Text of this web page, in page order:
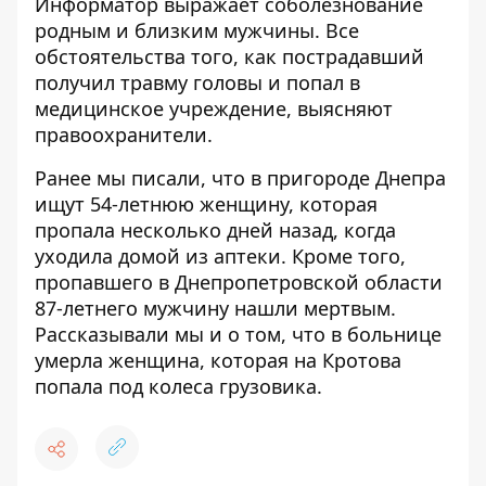
родным и близким мужчины. Все
обстоятельства того, как пострадавший
получил травму головы и попал в
медицинское учреждение, выясняют
правоохранители.
Ранее мы писали, что в пригороде Днепра
ищут 54-летнюю женщину, которая
пропала несколько дней назад, когда
уходила домой из аптеки. Кроме того,
пропавшего в Днепропетровской области
87-летнего мужчину нашли мертвым.
Рассказывали мы и о том, что в больнице
умерла женщина, которая на Кротова
попала под колеса грузовика.